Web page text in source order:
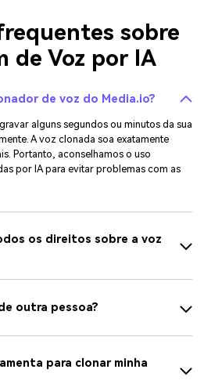
sobre
de Voz por IA
de voz do Media.io?
alguns segundos ou minutos da sua
A voz clonada soa exatamente
Portanto, aconselhamos o uso
por IA para evitar problemas com as
os direitos sobre a voz
outra pessoa?
para clonar minha